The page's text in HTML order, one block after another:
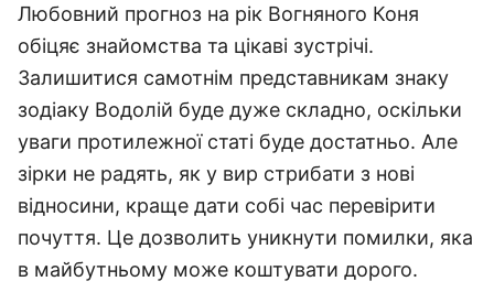
Любовний прогноз на рік Вогняного Коня
обіцяє знайомства та цікаві зустрічі.
Залишитися самотнім представникам знаку
зодіаку Водолій буде дуже складно, оскільки
уваги протилежної статі буде достатньо. Але
зірки не радять, як у вир стрибати з нові
відносини, краще дати собі час перевірити
почуття. Це дозволить уникнути помилки, яка
в майбутньому може коштувати дорого.